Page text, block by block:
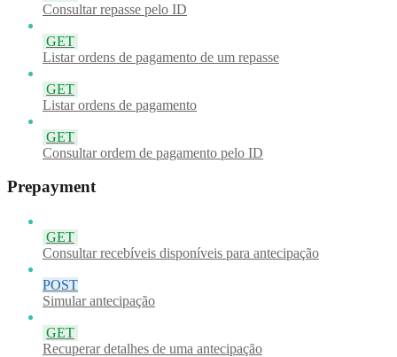
Consultar repasse pelo ID
GET
Listar ordens de pagamento de um repasse
GET
Listar ordens de pagamento
GET
Consultar ordem de pagamento pelo ID
Prepayment
GET
Consultar recebíveis disponíveis para antecipação
POST
Simular antecipação
GET
Recuperar detalhes de uma antecipação